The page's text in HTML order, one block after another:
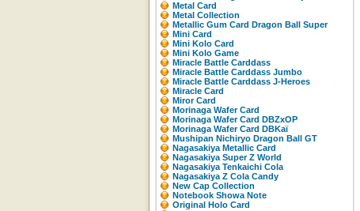
Metal Card
Metal Collection
Metallic Gum Card Dragon Ball Super
Mini Card
Mini Kolo Card
Mini Kolo Game
Miracle Battle Carddass
Miracle Battle Carddass Jumbo
Miracle Battle Carddass J-Heroes
Miracle Card
Miror Card
Morinaga Wafer Card
Morinaga Wafer Card DBZxOP
Morinaga Wafer Card DBKaï
Mushipan Nichiryo Dragon Ball GT
Nagasakiya Metallic Card
Nagasakiya Super Z World
Nagasakiya Tenkaichi Cola
Nagasakiya Z Cola Candy
New Cap Collection
Notebook Showa Note
Original Holo Card